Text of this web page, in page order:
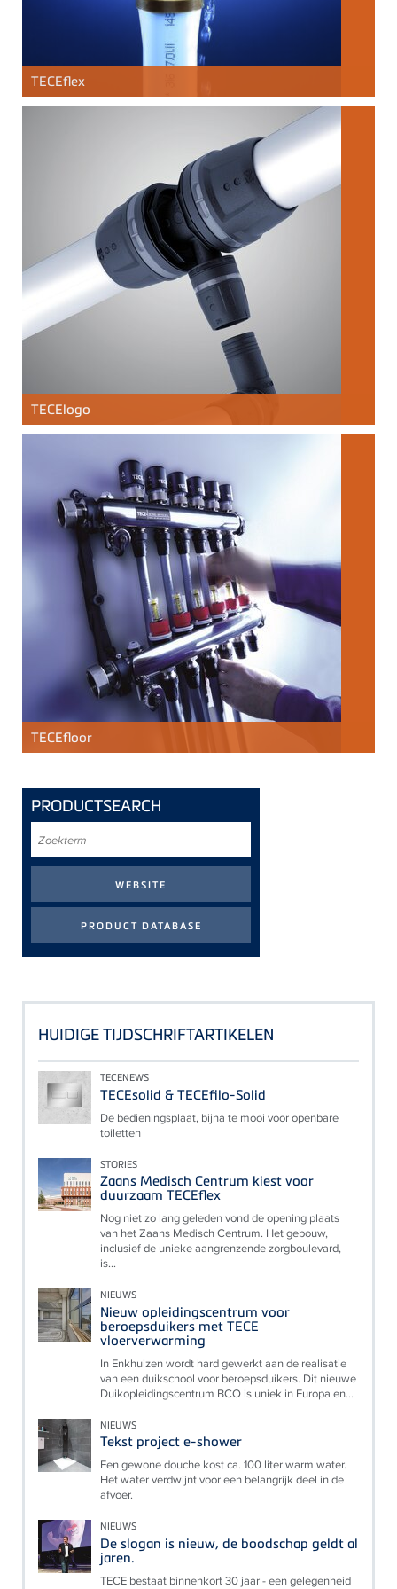
TECEflex
TECElogo
TECEfloor
PRODUCTSEARCH
HUIDIGE TIJDSCHRIFTARTIKELEN
TECENEWS
TECEsolid & TECEfilo-Solid
De bedieningsplaat, bijna te mooi voor openbare
toiletten
STORIES
Zaans Medisch Centrum kiest voor
duurzaam TECEflex
Nog niet zo lang geleden vond de opening plaats
van het Zaans Medisch Centrum. Het gebouw,
inclusief de unieke aangrenzende zorgboulevard,
is...
NIEUWS
Nieuw opleidingscentrum voor
beroepsduikers met TECE
vloerverwarming
In Enkhuizen wordt hard gewerkt aan de realisatie
van een duikschool voor beroepsduikers. Dit nieuwe
Duikopleidingscentrum BCO is uniek in Europa en...
NIEUWS
Tekst project e-shower
Een gewone douche kost ca. 100 liter warm water.
Het water verdwijnt voor een belangrijk deel in de
afvoer.
NIEUWS
De slogan is nieuw, de boodschap geldt al
jaren.
TECE bestaat binnenkort 30 jaar - een gelegenheid